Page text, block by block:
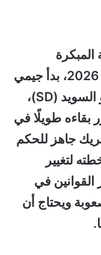
للانتخابات السويدية القادمة في 2026، بدأ جيمي
أكيسون، زعيم حزب ديمقراطيو السويد (SD)،
بقاءه طويلًا في
جاهز للحكم
لتغيير
القوانين في
ويحتاج أن